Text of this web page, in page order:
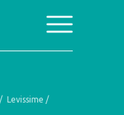
/ Levissime /